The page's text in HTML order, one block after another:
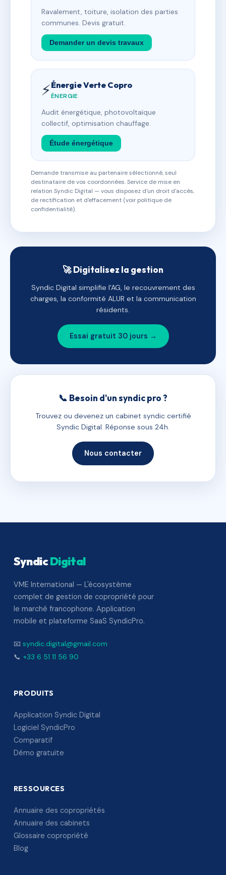
Ravalement, toiture, isolation des parties
communes. Devis gratuit.
Demander un devis travaux
⚡Énergie Verte Copro
ÉNERGIE
Audit énergétique, photovoltaïque
collectif, optimisation chauffage.
Étude énergétique
Demande transmise au partenaire sélectionné, seul
destinataire de vos coordonnées. Service de mise en
relation Syndic Digital — vous disposez d'un droit d'accès,
de rectification et d'effacement (voir politique de
confidentialité).
🚀 Digitalisez la gestion
Syndic Digital simplifie l'AG, le recouvrement des
charges, la conformité ALUR et la communication
résidents.
Essai gratuit 30 jours →
📞 Besoin d'un syndic pro ?
Trouvez ou devenez un cabinet syndic certifié
Syndic Digital. Réponse sous 24h.
Nous contacter
SyndicDigital
VME International — L'écosystème
complet de gestion de copropriété pour
le marché francophone. Application
mobile et plateforme SaaS SyndicPro.
📧 syndic.digital@gmail.com
📞 +33 6 51 11 56 90
PRODUITS
Application Syndic Digital
Logiciel SyndicPro
Comparatif
Démo gratuite
RESSOURCES
Annuaire des copropriétés
Annuaire des cabinets
Glossaire copropriété
Blog